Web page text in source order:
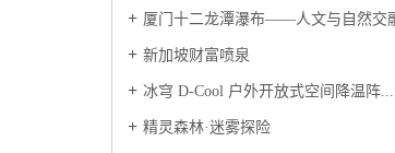
厦门十二龙潭瀑布——人文与自然交融的瀑布
新加坡财富喷泉
冰穹 D-Cool 户外开放式空间降温阵...
精灵森林·迷雾探险